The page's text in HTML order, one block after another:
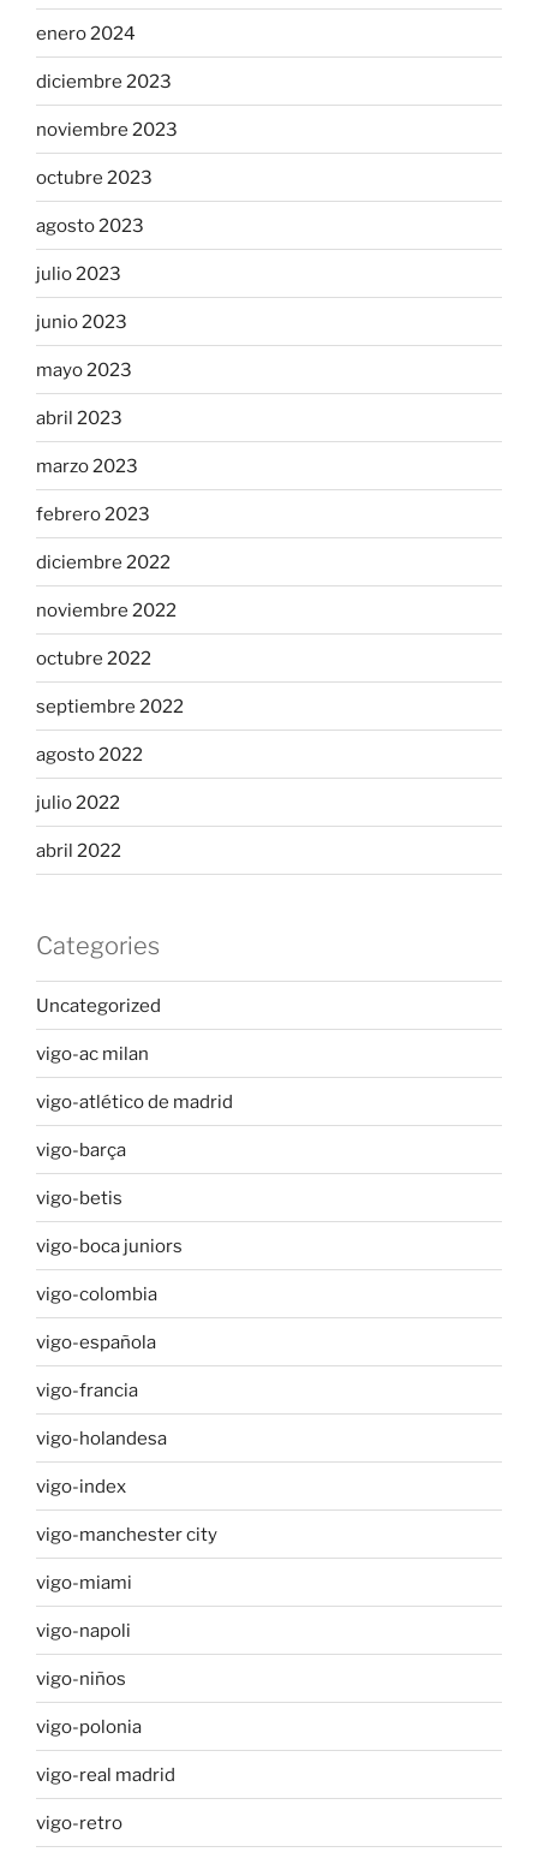
enero 2024
diciembre 2023
noviembre 2023
octubre 2023
agosto 2023
julio 2023
junio 2023
mayo 2023
abril 2023
marzo 2023
febrero 2023
diciembre 2022
noviembre 2022
octubre 2022
septiembre 2022
agosto 2022
julio 2022
abril 2022
Categories
Uncategorized
vigo-ac milan
vigo-atlético de madrid
vigo-barça
vigo-betis
vigo-boca juniors
vigo-colombia
vigo-española
vigo-francia
vigo-holandesa
vigo-index
vigo-manchester city
vigo-miami
vigo-napoli
vigo-niños
vigo-polonia
vigo-real madrid
vigo-retro